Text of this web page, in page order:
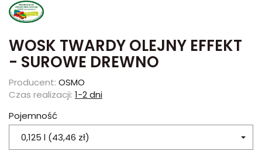
WOSK TWARDY OLEJNY EFFEKT
- SUROWE DREWNO
Producent: OSMO
Czas realizacji: 1-2 dni
Pojemność
0,125 l (43,46 zł)